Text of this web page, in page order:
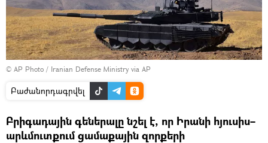
© AP Photo / Iranian Defense Ministry via AP
Բաժանորդագրվել
Բրիգադային գեներալը նշել է, որ Իրանի հյուսիս–
արևմուտքում ցամաքային զորքերի